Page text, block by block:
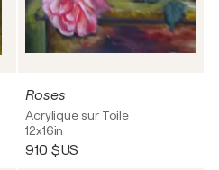
Roses
Acrylique sur Toile
12x16in
910 $US